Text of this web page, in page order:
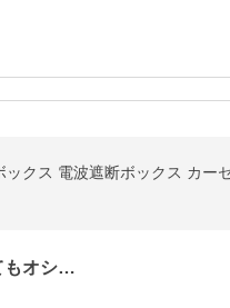
ックス 電波遮断ボックス カ
もオシ…